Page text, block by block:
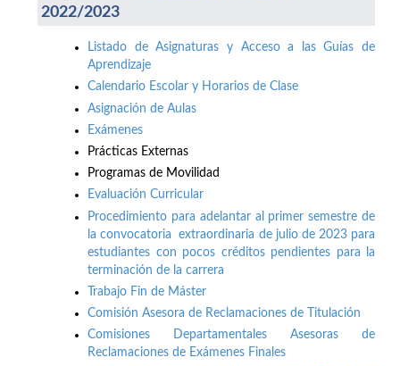
2022/2023
Listado de Asignaturas y Acceso a las Guías de
Aprendizaje
Calendario Escolar y Horarios de Clase
Asignación de Aulas
Exámenes
Prácticas Externas
Programas de Movilidad
Evaluación Curricular
Procedimiento para adelantar al primer semestre de
la convocatoria extraordinaria de julio de 2023 para
estudiantes con pocos créditos pendientes para la
terminación de la carrera
Trabajo Fin de Máster
Comisión Asesora de Reclamaciones de Titulación
Comisiones Departamentales Asesoras de
Reclamaciones de Exámenes Finales